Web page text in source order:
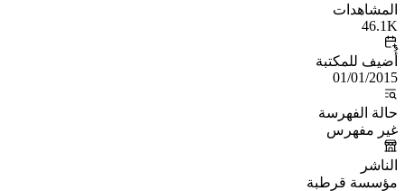
المشاهدات
46.1K
أُضيف للمكتبة
01/01/2015
حالة الفهرسة
غير مفهرس
الناشر
مؤسسة قرطبة